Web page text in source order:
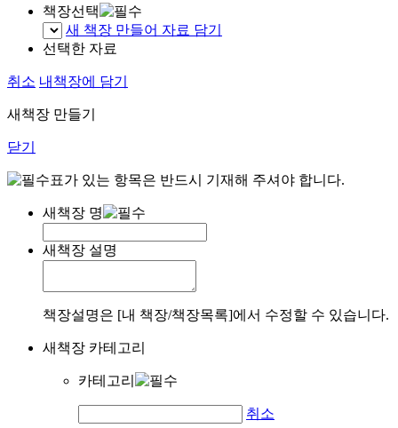
책장선택
새 책장 만들어 자료 담기
선택한 자료
취소 내책장에 담기
새책장 만들기
닫기
표가 있는 항목은 반드시 기재해 주셔야 합니다.
새책장 명
새책장 설명
책장설명은 [내 책장/책장목록]에서 수정할 수 있습니다.
새책장 카테고리
카테고리
취소